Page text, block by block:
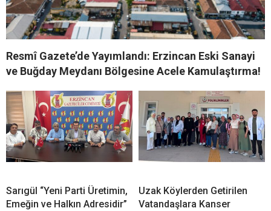
Resmî Gazete’de Yayımlandı: Erzincan Eski Sanayi
ve Buğday Meydanı Bölgesine Acele Kamulaştırma!
Sarıgül “Yeni Parti Üretimin,
Emeğin ve Halkın Adresidir”
Uzak Köylerden Getirilen
Vatandaşlara Kanser